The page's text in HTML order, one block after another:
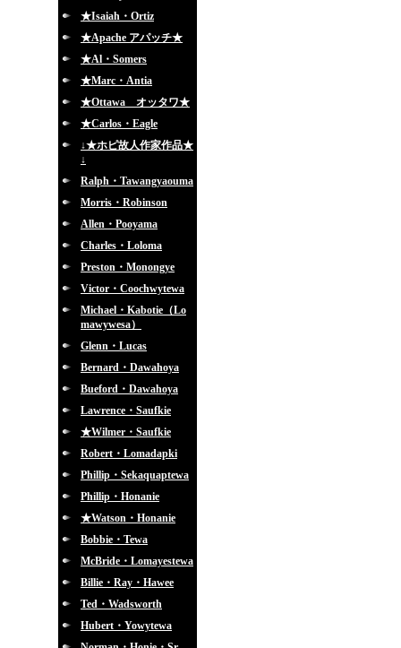
★Isaiah・Ortiz
★Apache アパッチ★
★Al・Somers
★Marc・Antia
★Ottawa オッタワ★
★Carlos・Eagle
↓★ホピ故人作家作品★
↓
Ralph・Tawangyaouma
Morris・Robinson
Allen・Pooyama
Charles・Loloma
Preston・Monongye
Victor・Coochwytewa
Michael・Kabotie（Lo
mawywesa）
Glenn・Lucas
Bernard・Dawahoya
Bueford・Dawahoya
Lawrence・Saufkie
★Wilmer・Saufkie
Robert・Lomadapki
Phillip・Sekaquaptewa
Phillip・Honanie
★Watson・Honanie
Bobbie・Tewa
McBride・Lomayestewa
Billie・Ray・Hawee
Ted・Wadsworth
Hubert・Yowytewa